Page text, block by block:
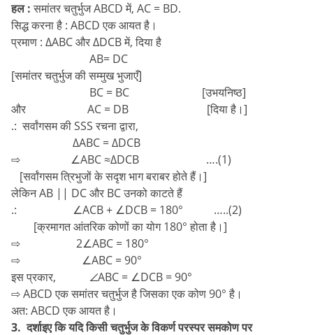
हल :समांतर चतुर्भुज ABCD में, AC = BD.
सिद्ध करना है : ABCD एक आयत है।
प्रमाण : ∆ABC और ∆DCB में, दिया है
AB= DC
[समांतर चतुर्भुज की सम्मुख भुजाएँ]
BC = BC [उभयनिष्ठ]
और AC = DB [दिया है।]
.: सर्वांगसम की SSS रचना द्वारा,
∆ABC = ∆DCB
⇨ ∠ABC ≈∆DCB ….(1)
[सर्वांगसम त्रिभुजों के सदृश भाग बराबर होते हैं।]
लेकिन AB || DC और BC उनको काटते हैं
.: ∠ACB + ∠DCB = 180° …..(2)
[क्रमागत आंतरिक कोणों का योग 180° होता है।]
⇨ 2∠ABC = 180°
⇨ ∠ABC = 90°
इस प्रकार, ∠ABC = ∠DCB = 90°
⇨ ABCD एक समांतर चतुर्भुज है जिसका एक कोण 90° है।
अत: ABCD एक आयत है।
3. दर्शाइए कि यदि किसी चतुर्भुज के विकर्ण परस्पर समकोण पर